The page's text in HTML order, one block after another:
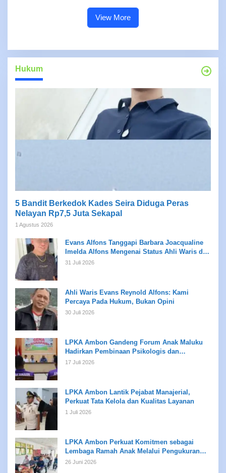
View More
Hukum
5 Bandit Berkedok Kades Seira Diduga Peras
Nelayan Rp7,5 Juta Sekapal
1 Agustus 2026
Evans Alfons Tanggapi Barbara Joacqualine
Imelda Alfons Mengenai Status Ahli Waris dan
Putusan Pengadilan
31 Juli 2026
Ahli Waris Evans Reynold Alfons: Kami
Percaya Pada Hukum, Bukan Opini
30 Juli 2026
LPKA Ambon Gandeng Forum Anak Maluku
Hadirkan Pembinaan Psikologis dan
Kreativitas bagi Anak Binaan
17 Juli 2026
LPKA Ambon Lantik Pejabat Manajerial,
Perkuat Tata Kelola dan Kualitas Layanan
1 Juli 2026
LPKA Ambon Perkuat Komitmen sebagai
Lembaga Ramah Anak Melalui Pengukuran
Standar LPKRA
26 Juni 2026